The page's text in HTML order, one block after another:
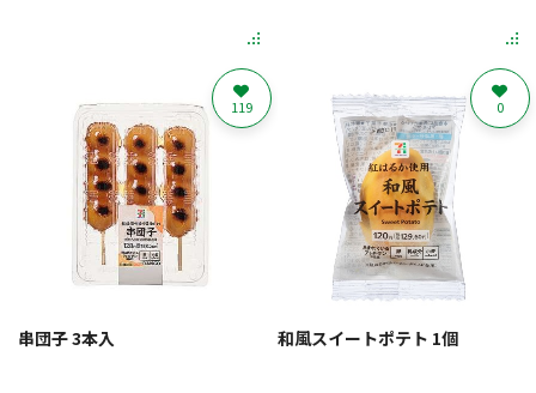
串団子 3本入
119
和風スイートポテト 1個
0